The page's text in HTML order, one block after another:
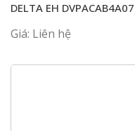
DELTA EH
Giá: Liên hệ